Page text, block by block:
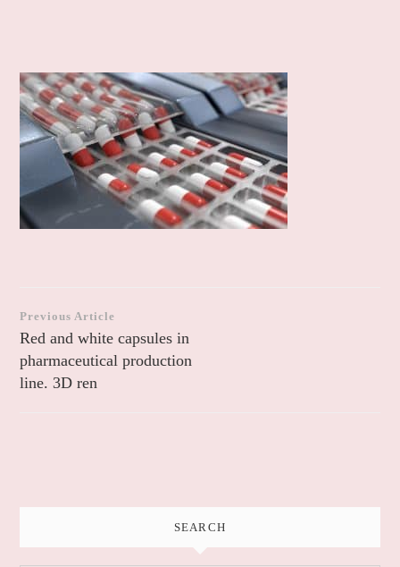
по
записям
Previous Article
Red and white capsules in
pharmaceutical production
line. 3D ren
SEARCH